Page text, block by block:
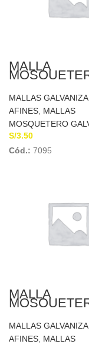
MALLA
14×14
MALLAS
AFINES MALLAS
MOSQUETERO
S/3.50
Cód.: 7095
MALLA
C&A
MALLAS
AFINES MALLAS